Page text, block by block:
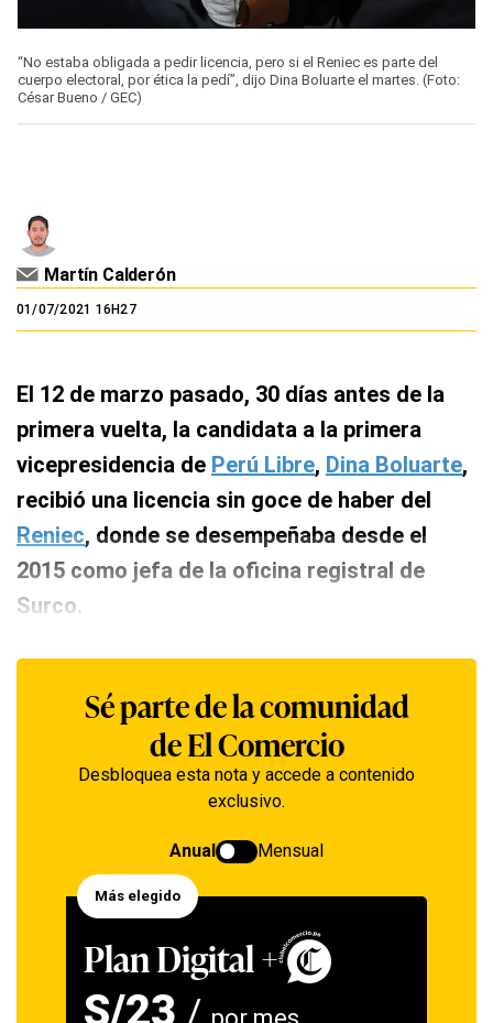
“No estaba obligada a pedir licencia, pero si el Reniec es parte del
cuerpo electoral, por ética la pedí”, dijo Dina Boluarte el martes. (Foto:
César Bueno / GEC)
Martín Calderón
01/07/2021 16H27
El 12 de marzo pasado, 30 días antes de la
primera vuelta, la candidata a la primera
vicepresidencia de Perú Libre, Dina Boluarte,
recibió una licencia sin goce de haber del
Reniec, donde se desempeñaba desde el
2015 como jefa de la oficina registral de
Surco.